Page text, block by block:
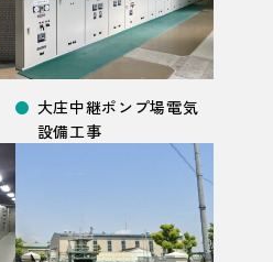
大庄中継ポンプ場電気
設備工事